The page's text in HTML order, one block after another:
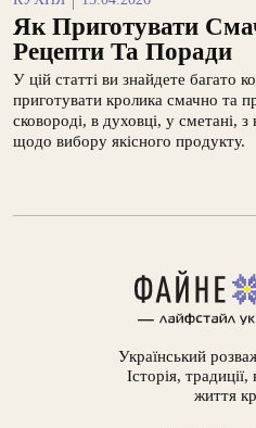
Як Приготувати
Рецепти Та Поради
У цій статті ви знайдете багато
приготувати кролика смачно та
сковороді, в духовці, у сметані,
щодо вибору якісного продукту.
Український
Історія,
життя